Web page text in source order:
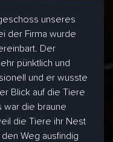
unseres
der Firma wurde
Der
pünktlich und
und er wusste
Blick auf die Tiere
war die braune
die Tiere ihr Nest
Weg ausfindig